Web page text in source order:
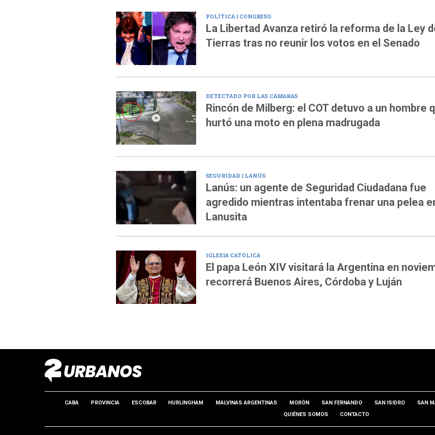
POLÍTICA | CONGRESO
La Libertad Avanza retiró la reforma de la Ley
Tierras tras no reunir los votos en el Senado
DETECTADO POR LAS CÁMARAS
Rincón de Milberg: el COT detuvo a un hombre
hurtó una moto en plena madrugada
SEGURIDAD | LANÚS
Lanús: un agente de Seguridad Ciudadana fue
agredido mientras intentaba frenar una pelea
Lanusita
IGLESIA CATÓLICA
El papa León XIV visitará la Argentina en
recorrerá Buenos Aires, Córdoba y Luján
CABA PROVINCIA ESCOBAR HURLINGHAM MALVINAS ARGENTINAS MORÓN SAN FERNANDO SAN ISIDRO SAN
QUIÉNES SOMOS
CONTACTO